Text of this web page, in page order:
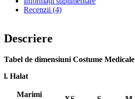
Recenzii (4)
Descriere
Tabel de dimensiuni Costume Medicale
l. Halat
Marimi